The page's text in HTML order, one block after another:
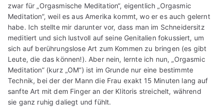
zwar für „Orgasmische Meditation“, eigentlich „Orgasmic
Meditation“, weil es aus Amerika kommt, wo er es auch gelernt
habe. Ich stellte mir darunter vor, dass man im Schneidersitz
meditiert und sich lustvoll auf seine Genitalien fokussiert, um
sich auf berührungslose Art zum Kommen zu bringen (es gibt
Leute, die das können!). Aber nein, lernte ich nun, „Orgasmic
Meditation“ (kurz „OM“) ist im Grunde nur eine bestimmte
Technik, bei der der Mann die Frau exakt 15 Minuten lang auf
sanfte Art mit dem Finger an der Klitoris streichelt, während
sie ganz ruhig daliegt und fühlt.